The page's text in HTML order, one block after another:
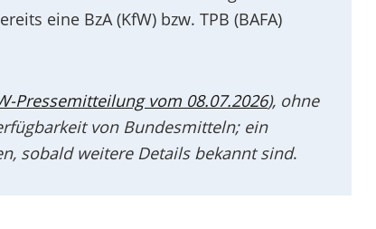
eine BzA (KfW) bzw. TPB (BAFA)
Pressemitteilung vom 08.07.2026), ohne
von Bundesmitteln; ein
sobald weitere Details bekannt sind.